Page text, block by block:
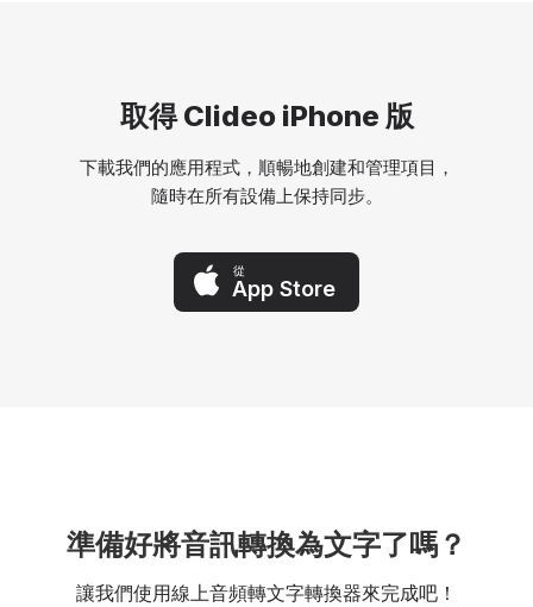
取得 Clideo iPhone 版
下載我們的應用程式，順暢地創建和管理項目，
隨時在所有設備上保持同步。
從
App Store
準備好將音訊轉換為文字了嗎？
讓我們使用線上音頻轉文字轉換器來完成吧！